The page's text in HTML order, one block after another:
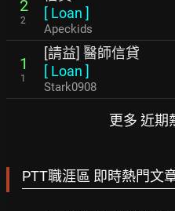
2
2
[ Loan ]
Apeckids
1
1
[請益] 醫師信貸
[ Loan ]
Stark0908
更多 近期
PTT職涯區 即時熱門文